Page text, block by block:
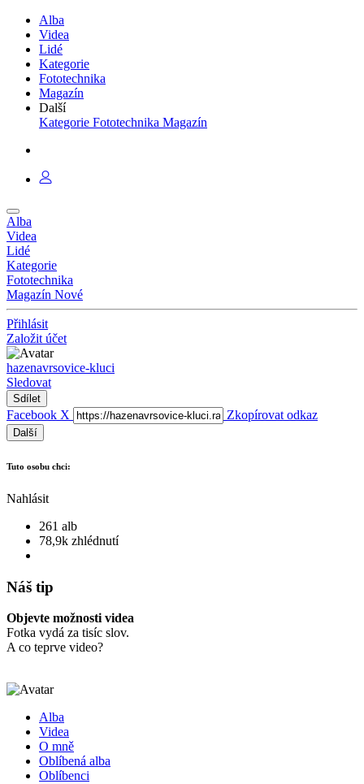
Alba
Videa
Lidé
Kategorie
Fototechnika
Magazín
Další
Kategorie Fototechnika Magazín
Alba
Videa
Lidé
Kategorie
Fototechnika
Magazín Nové
Přihlásit
Založit účet
hazenavrsovice-kluci
Sledovat
Sdílet
Facebook X Zkopírovat odkaz
Další
Tuto osobu chci:
Nahlásit
261 alb
78,9k zhlédnutí
Náš tip
Objevte možnosti videa
Fotka vydá za tisíc slov.
A co teprve video?
Alba
Videa
O mně
Oblíbená alba
Oblíbenci